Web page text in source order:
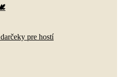
pre hostí